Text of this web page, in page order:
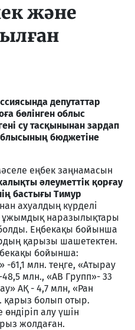
және
депутаттар
бөлінген облыс
су тасқынынан зардап
бюджетіне
еңбек заңнамасын
әлеуметтік қорғау
бастығы Тимур
ахуалдың күрделі
ұжымдық наразылықтары
Еңбекақы бойынша
қарызы шашетектен.
бойынша:
-61,1 млн. теңге, «Атырау
млн., «АВ Групп»- 33
АҚ - 4,7 млн, «Ран
қарыз болып отыр.
алу үшін
жолдаған.